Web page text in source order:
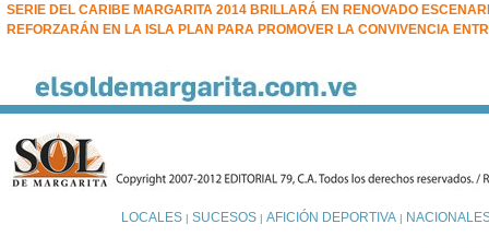
SERIE DEL CARIBE MARGARITA 2014 BRILLARÁ EN RENOVADO
REFORZARÁN EN LA ISLA PLAN PARA PROMOVER LA CONVIVENCIA
LOCALES| SUCESOS| AFICIÓN DEPORTIVA|